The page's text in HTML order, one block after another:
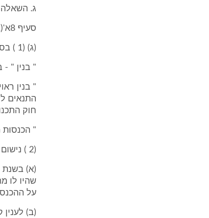
ג. השאלה
סעיף 8א'(ג) קובע כדלקמן:
(ג) (1 ) בסעיף קטן זה -
" בנין " -
" בנין
חוק
" הכנסות
(2 ) נישום שיש לו הכנסות מבנין יחולו לגביו הוראות אלה:
(א) בשנת
שהיו לו
על
(ב)